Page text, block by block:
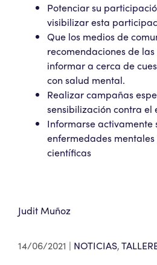
Potenciar su
visibilizar esta
Que los medios de
recomendaciones de
informar a cerca de
con salud mental.
Realizar campañas
sensibilización contra el
Informarse activamente
enfermedades
científicas
Judit Muñoz
14/06/2021 NOTICIAS,